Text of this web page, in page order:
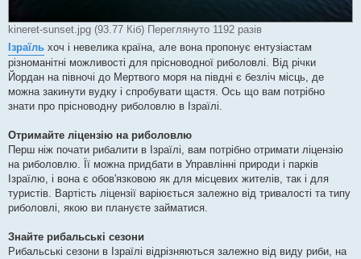
kineret-sunset.jpg (93.77 Кіб) Переглянуто 1192 разів
Ізраїль хоч і невелика країна, але вона пропонує ентузіастам
різноманітні можливості для прісноводної риболовлі. Від річки
Йордан на півночі до Мертвого моря на півдні є безліч місць, де
можна закинути вудку і спробувати щастя. Ось що вам потрібно
знати про прісноводну риболовлю в Ізраїлі.
Отримайте ліцензію на риболовлю
Перш ніж почати рибалити в Ізраїлі, вам потрібно отримати ліцензію
на риболовлю. Її можна придбати в Управлінні природи і парків
Ізраїлю, і вона є обов'язковою як для місцевих жителів, так і для
туристів. Вартість ліцензії варіюється залежно від тривалості та типу
риболовлі, якою ви плануєте займатися.
Знайте рибальські сезони
Рибальські сезони в Ізраїлі відрізняються залежно від виду риби, на